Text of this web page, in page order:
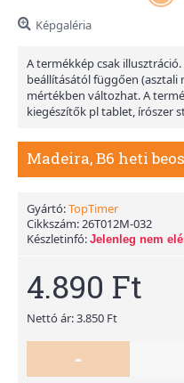
Képgaléria
A termékkép csak
beállításától függően
mértékben változhat. A
kiegészítők pl tablet, írószer
Gyártó:TopTimer
Cikkszám:26T012M-032
Készletinfó: Jelenleg nem
4.890 Ft
Nettó ár: 3.850 Ft
-